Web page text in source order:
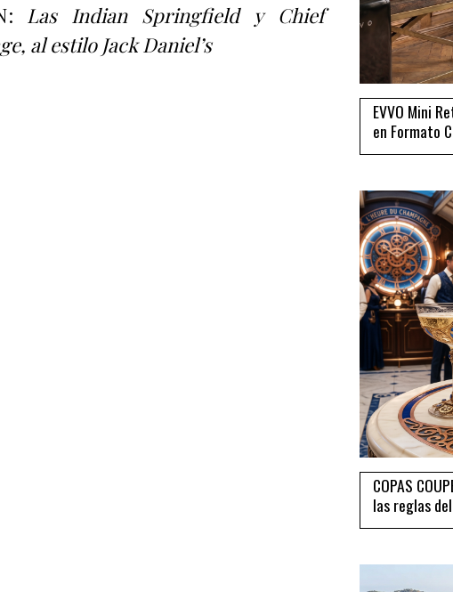
Las Indian Springfield y Chief
al estilo Jack Daniel’s
EVVO Mini
en Formato
COPAS
las reglas